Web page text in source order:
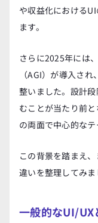
や収益化における
ます。
さらに2025年には
（AGI）が導入さ
整いました。設計
むことが当たり前と
の両面で中心的なテ
この背景を踏まえ
違いを整理してみま
一般的なUI/UX